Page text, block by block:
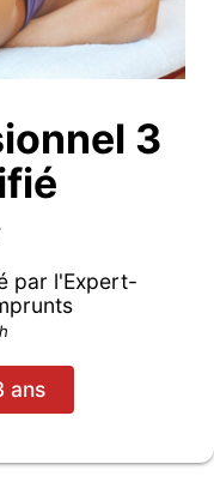
3
par l'Expert-
ans